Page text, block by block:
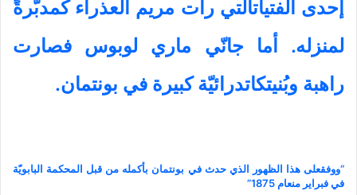
إحدى الفتياتالتي رأت مريم العذراء كمدبّرةً
لمنزله. أما جانّي ماري لوبوس فصارت
راهبة وبُنيتكاتدرائيّة كبيرة في بونتمان.
“ووفقعلى هذا الظهور الذي حدث في بونتمان بأكمله من قبل المحكمة البابويّة
في فبراير منعام 1875”